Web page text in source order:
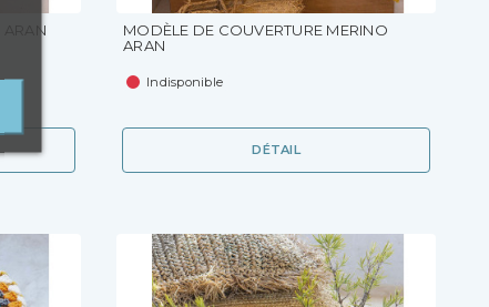
MODÈLE DE COUVERTURE MERINO
ARAN
Indisponible
DÉTAIL